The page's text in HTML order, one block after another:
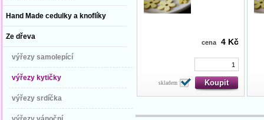
Hand Made cedulky a knoflíky
Ze dřeva
výřezy samolepící
výřezy kytičky
výřezy srdíčka
cena 4 Kč
skladem